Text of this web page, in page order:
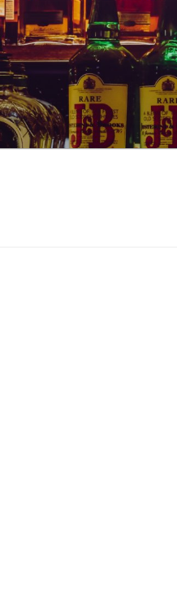
Aller
au
contenu
principal